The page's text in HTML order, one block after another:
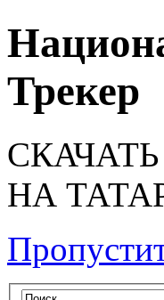
Трекер
НА